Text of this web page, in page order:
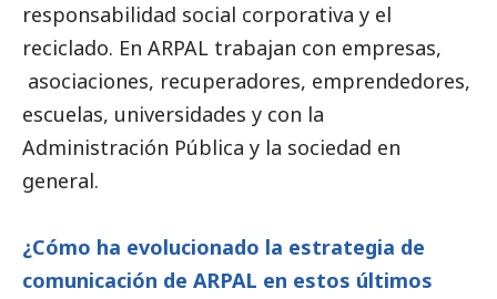
responsabilidad social corporativa y el
reciclado. En ARPAL trabajan con empresas,
asociaciones, recuperadores, emprendedores,
escuelas, universidades y con la
Administración Pública y la sociedad en
general.
¿Cómo ha evolucionado la estrategia de
comunicación de ARPAL en estos últimos